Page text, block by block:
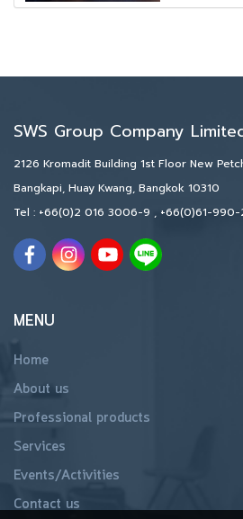
SWS Group Company
2126 Kromadit Building 1st Floor New
Bangkapi, Huay Kwang, Bangkok 10310
Tel : +66(0)2 016 3006-9 , +66(0)61-990-
MENU
Home
About us
Professional products
Services
Events/Activities
Contact us